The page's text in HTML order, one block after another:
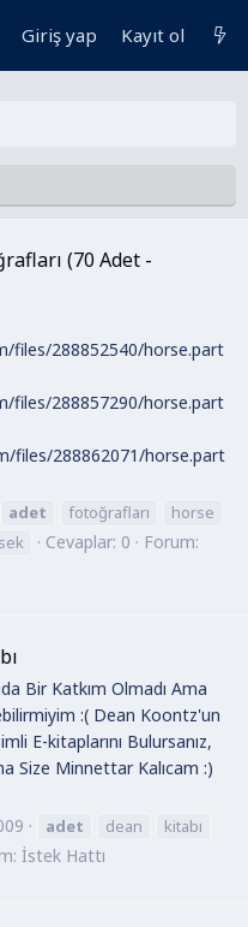
Giriş yap Kayıt ol
(70 Adet -
files/288852540/horse.part
files/288857290/horse.part
files/288862071/horse.part
adet fotoğrafları
horse
Cevaplar: 0
Forum:
Bir Katkım Olmadı Ama
:( Dean Koontz'un
E-kitaplarını Bulursanız,
Size Minnettar Kalıcam :)
adet dean
kitabı
İstek Hattı